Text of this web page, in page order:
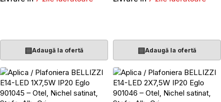
▤Adaugă la ofertă ▤Adaugă la ofertă